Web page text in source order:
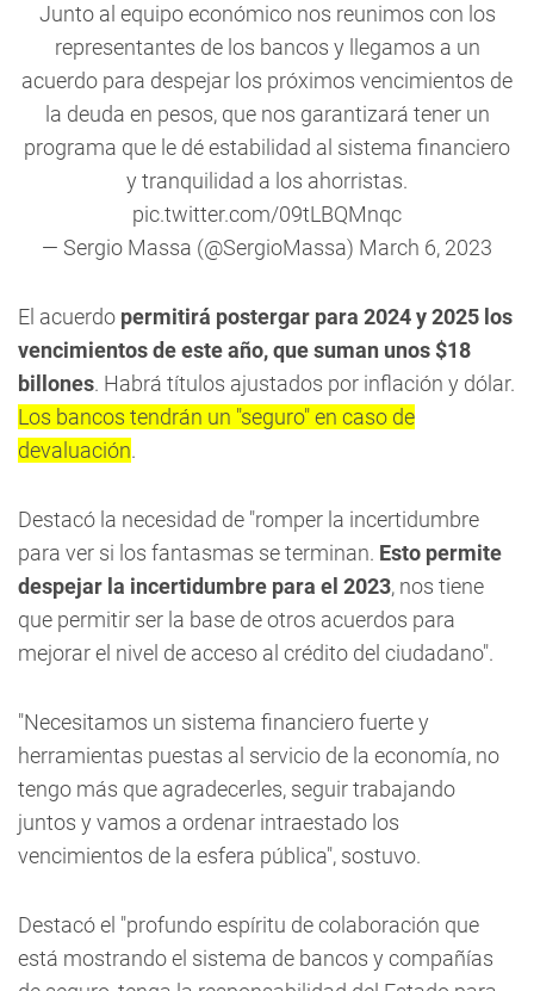
Junto al equipo económico nos reunimos con los
representantes de los bancos y llegamos a un
acuerdo para despejar los próximos vencimientos de
la deuda en pesos, que nos garantizará tener un
programa que le dé estabilidad al sistema financiero
y tranquilidad a los ahorristas.
pic.twitter.com/09tLBQMnqc
— Sergio Massa (@SergioMassa) March 6, 2023
El acuerdo permitirá postergar para 2024 y 2025 los
vencimientos de este año, que suman unos $18
billones. Habrá títulos ajustados por inflación y dólar.
Los bancos tendrán un "seguro" en caso de
devaluación.
Destacó la necesidad de "romper la incertidumbre
para ver si los fantasmas se terminan. Esto permite
despejar la incertidumbre para el 2023, nos tiene
que permitir ser la base de otros acuerdos para
mejorar el nivel de acceso al crédito del ciudadano".
"Necesitamos un sistema financiero fuerte y
herramientas puestas al servicio de la economía, no
tengo más que agradecerles, seguir trabajando
juntos y vamos a ordenar intraestado los
vencimientos de la esfera pública", sostuvo.
Destacó el "profundo espíritu de colaboración que
está mostrando el sistema de bancos y compañías